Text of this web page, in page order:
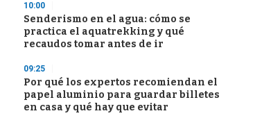
10:00
Senderismo en el agua: cómo se
practica el aquatrekking y qué
recaudos tomar antes de ir
09:25
Por qué los expertos recomiendan el
papel aluminio para guardar billetes
en casa y qué hay que evitar